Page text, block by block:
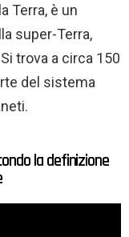
Terra, è un
super-Terra,
trova a circa 150
del sistema
la definizione